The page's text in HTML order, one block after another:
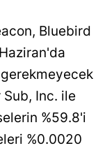
Bluebird
Inc. ile
%59.8'i
%0.0020